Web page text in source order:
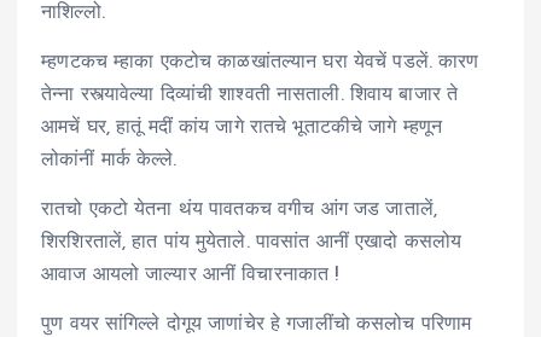
नाशिल्लो.
म्हणटकच म्हाका एकटोच काळखांतल्यान घरा येवचें पडलें. कारण
तेन्ना रस्त्यावेल्या दिव्यांची शाश्वती नासताली. शिवाय बाजार ते
आमचें घर, हातूं मदीं कांय जागे रातचे भूताटकीचे जागे म्हणून
लोकांनीं मार्क केल्ले.
रातचो एकटो येतना थंय पावतकच वगीच आंग जड जातालें,
शिरशिरतालें, हात पांय मुयेताले. पावसांत आनीं एखादो कसलोय
आवाज आयलो जाल्यार आनीं विचारनाकात !
पुण वयर सांगिल्ले दोगूय जाणांचेर हे गजालींचो कसलोच परिणाम